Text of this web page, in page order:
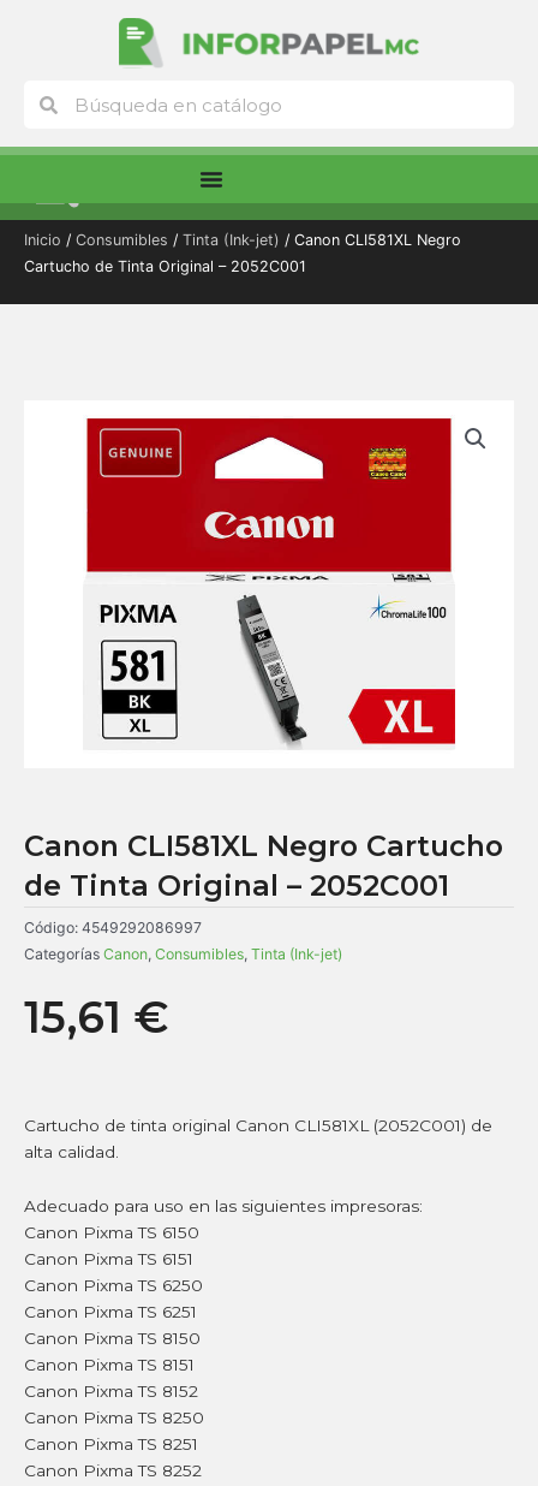
Buscar
Inicio / Consumibles / Tinta (Ink-jet) / Canon CLI581XL Negro
Cartucho de Tinta Original – 2052C001
Canon CLI581XL Negro Cartucho
de Tinta Original – 2052C001
Código: 4549292086997
Categorías Canon, Consumibles, Tinta (Ink-jet)
15,61 €
Cartucho de tinta original Canon CLI581XL (2052C001) de
alta calidad.
Adecuado para uso en las siguientes impresoras:
Canon Pixma TS 6150
Canon Pixma TS 6151
Canon Pixma TS 6250
Canon Pixma TS 6251
Canon Pixma TS 8150
Canon Pixma TS 8151
Canon Pixma TS 8152
Canon Pixma TS 8250
Canon Pixma TS 8251
Canon Pixma TS 8252